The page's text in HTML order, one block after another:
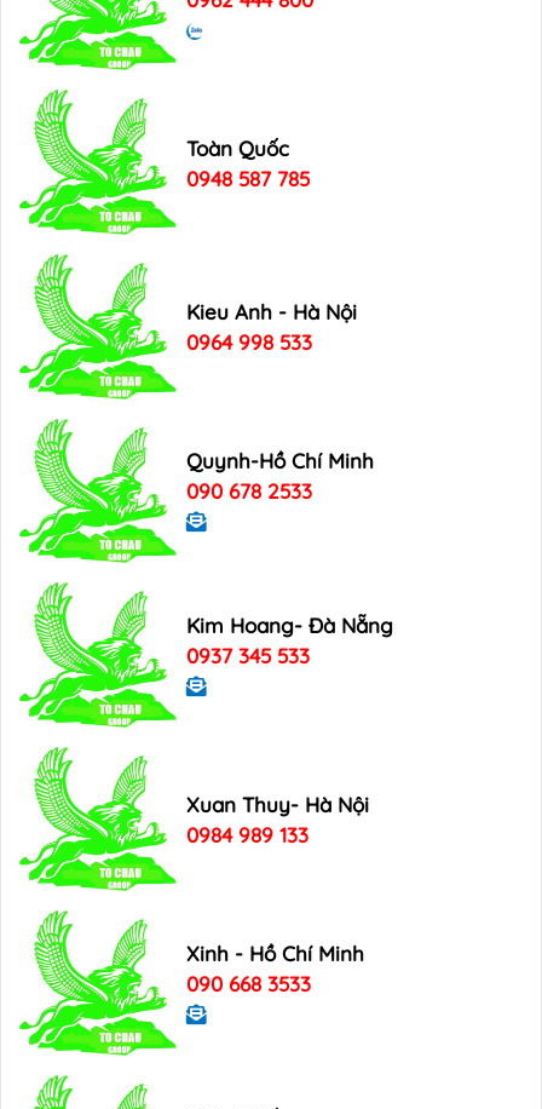
Toàn Quốc
0948 587 785
Kieu Anh - Hà Nội
0964 998 533
Quynh-Hồ Chí Minh
090 678 2533
Kim Hoang- Đà Nẵng
0937 345 533
Xuan Thuy- Hà Nội
0984 989 133
Xinh - Hồ Chí Minh
090 668 3533